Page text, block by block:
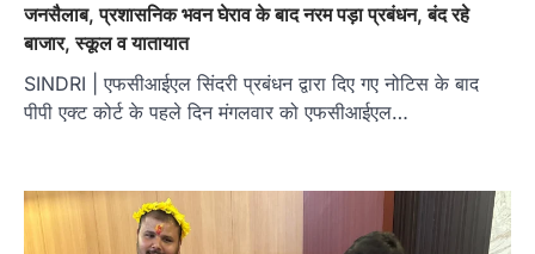
जनसैलाब, प्रशासनिक भवन घेराव के बाद नरम पड़ा प्रबंधन, बंद रहे
बाजार, स्कूल व यातायात
SINDRI | एफसीआईएल सिंदरी प्रबंधन द्वारा दिए गए नोटिस के बाद
पीपी एक्ट कोर्ट के पहले दिन मंगलवार को एफसीआईएल…